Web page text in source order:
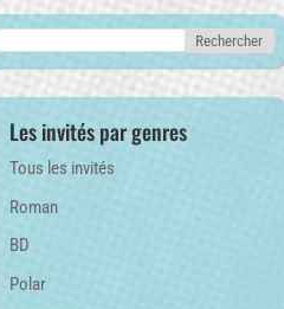
Les invités par genres
Tous les invités
Roman
BD
Polar